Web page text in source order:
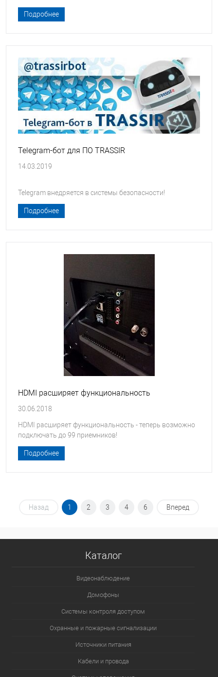
Подробнее
Telegram-бот для ПО TRASSIR
14.03.2019
Telegram внедряется в системы безопасности!
Подробнее
HDMI расширяет функциональность
30.06.2018
HDMI расширяет функциональность - теперь возможно
подключать до 99 приемников!
Подробнее
Назад 1 2 3 4 6 Вперед
Каталог
Видеонаблюдение
Домофоны
Системы контроля доступом
Охранные и пожарные сигнализации
Источники питания
Кабели и провода